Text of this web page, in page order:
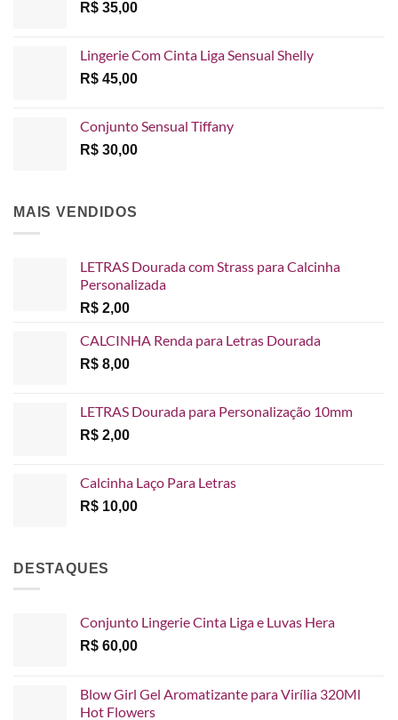
R$ 35,00
Lingerie Com Cinta Liga Sensual Shelly
R$ 45,00
Conjunto Sensual Tiffany
R$ 30,00
MAIS VENDIDOS
LETRAS Dourada com Strass para Calcinha
Personalizada
R$ 2,00
CALCINHA Renda para Letras Dourada
R$ 8,00
LETRAS Dourada para Personalização 10mm
R$ 2,00
Calcinha Laço Para Letras
R$ 10,00
DESTAQUES
Conjunto Lingerie Cinta Liga e Luvas Hera
R$ 60,00
Blow Girl Gel Aromatizante para Virília 320Ml
Hot Flowers